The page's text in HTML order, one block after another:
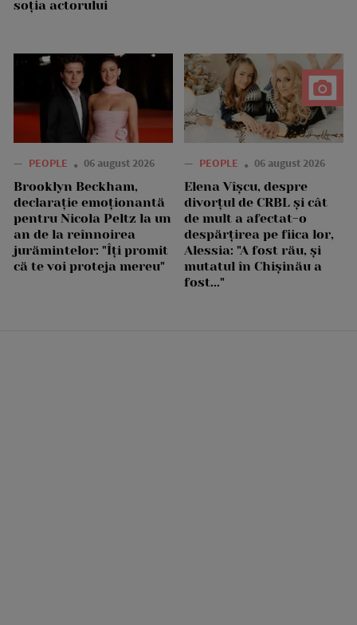
soția actorului
— PEOPLE 06 august 2026
Brooklyn Beckham,
declarație emoționantă
pentru Nicola Peltz la un
an de la reînnoirea
jurămintelor: "Îți promit
că te voi proteja mereu"
— PEOPLE 06 august 2026
Elena Vîșcu, despre
divorțul de CRBL și cât
de mult a afectat-o
despărțirea pe fiica lor,
Alessia: "A fost rău, și
mutatul în Chișinău a
fost..."